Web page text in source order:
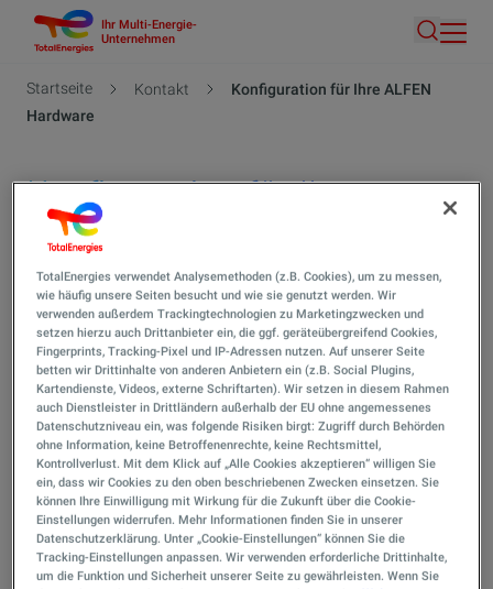
Inhalt
Ihr Multi-Energie-
Unternehmen
Suche
Pfadnavigation
Startseite Kontakt
Konfiguration für Ihre ALFEN
Hardware
Konfiguration für Ihre
ALFEN Hardware
TotalEnergies verwendet Analysemethoden (z.B. Cookies), um zu messen,
wie häufig unsere Seiten besucht und wie sie genutzt werden. Wir
verwenden außerdem Trackingtechnologien zu Marketingzwecken und
setzen hierzu auch Drittanbieter ein, die ggf. geräteübergreifend Cookies,
Fingerprints, Tracking-Pixel und IP-Adressen nutzen. Auf unserer Seite
betten wir Drittinhalte von anderen Anbietern ein (z.B. Social Plugins,
Kartendienste, Videos, externe Schriftarten). Wir setzen in diesem Rahmen
auch Dienstleister in Drittländern außerhalb der EU ohne angemessenes
Datenschutzniveau ein, was folgende Risiken birgt: Zugriff durch Behörden
ohne Information, keine Betroffenenrechte, keine Rechtsmittel,
Kontrollverlust. Mit dem Klick auf „Alle Cookies akzeptieren“ willigen Sie
ein, dass wir Cookies zu den oben beschriebenen Zwecken einsetzen. Sie
können Ihre Einwilligung mit Wirkung für die Zukunft über die Cookie-
Einstellungen widerrufen. Mehr Informationen finden Sie in unserer
Datenschutzerklärung. Unter „Cookie-Einstellungen“ können Sie die
Tracking-Einstellungen anpassen. Wir verwenden erforderliche Drittinhalte,
um die Funktion und Sicherheit unserer Seite zu gewährleisten. Wenn Sie